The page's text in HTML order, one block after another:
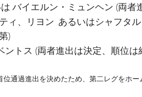
バイエルン・ミュンヘン (両者
ィ、リヨン あるいはシャフタ
)
ントス (両者進出は決定、順位は
通過進出を決めたため、第二レグをホ